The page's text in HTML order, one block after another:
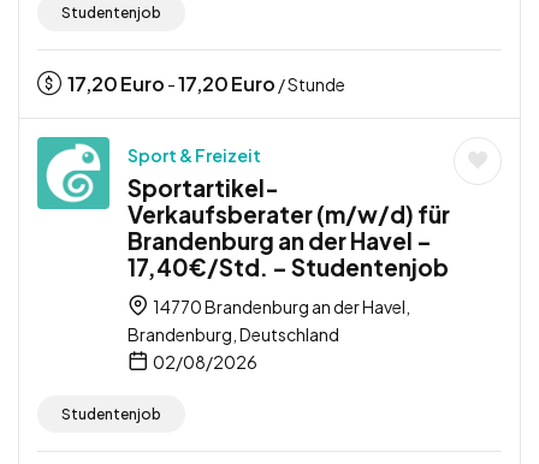
Studentenjob
17,20Euro -17,20Euro / Stunde
Sport & Freizeit
Sportartikel-
Verkaufsberater (m/w/d) für
Brandenburg an der Havel –
17,40€/Std. – Studentenjob
14770 Brandenburg an der Havel,
Brandenburg, Deutschland
02/08/2026
Studentenjob